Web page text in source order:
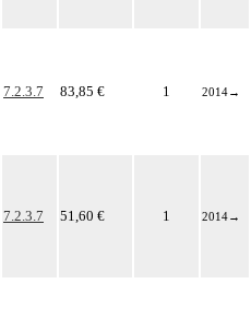
7.2.3.7 83,85 € 1 2014→
7.2.3.7 51,60 € 1 2014→